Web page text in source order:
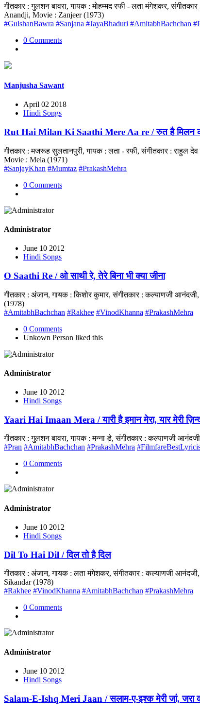
गीतकार : गुलशन बावरा, गायक : मोहम्मद रफी - लता मंगेशकर,
Anandji, Movie : Zanjeer (1973)
#GulshanBawra #Sanjana #JayaBhaduri #AmitabhBachchan
0 Comments
Manjusha Sawant
April 02 2018
Hindi Songs
Rut Hai Milan Ki Saathi Mere Aa re / रुत है मिलन
गीतकार : मजरूह सुलतानपुरी, गायक : लता - रफी, संगीतकार : राहुल
Movie : Mela (1971)
#SanjayKhan #Mumtaz #PrakashMehra
0 Comments
Administrator
June 10 2012
Hindi Songs
O Saathi Re / ओ साथी रे, तेरे बिना भी क्या जीना
गीतकार : अंजान, गायक : किशोर कुमार, संगीतकार : कल्याणजी
(1978)
#AmitabhBachchan #Rakhee #VinodKhanna #PrakashMehra
0 Comments
Unkown Person liked this
Administrator
June 10 2012
Hindi Songs
Yaari Hai Imaan Mera / यारी है इमान मेरा, यार मेरी
गीतकार : गुलशन बावरा, गायक : मन्ना डे, संगीतकार : कल्याणजी
#Pran #AmitabhBachchan #PrakashMehra
0 Comments
Administrator
June 10 2012
Hindi Songs
Dil To Hai Dil / दिल तो है दिल
गीतकार : अंजान, गायक : लता मंगेशकर, संगीतकार : कल्याणजी
Sikandar (1978)
#Rakhee #VinodKhanna #AmitabhBachchan #PrakashMehra
0 Comments
Administrator
June 10 2012
Hindi Songs
Salam-E-Ishq Meri Jaan / सलाम-ए-इश्क मेरी जां, जरा